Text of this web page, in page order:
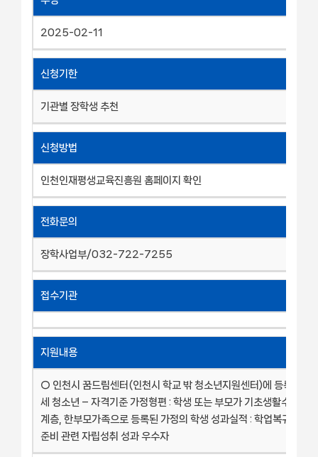
2025-02-11
신청기한
기관별 장학생 추천
신청방법
인천인재평생교육진흥원 홈페이지 확인
전화문의
장학사업부/032-722-7255
접수기관
지원내용
○ 인천시 꿈드림센터(인천시 학교 밖 청소년지원센터)에 등록된 9
세 청소년 – 자격기준 가정형편 : 학생 또는 부모가 기초생활수급자,
계층, 한부모가족으로 등록된 가정의 학생 성과실적 : 학업복귀 및 사
준비 관련 자립성취 성과 우수자